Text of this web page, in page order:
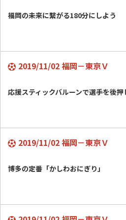
福岡の未来に繋がる180分にしよう
2019/11/02 福岡－東京Ｖ
応援スティックバルーンで選手を後
2019/11/02 福岡－東京Ｖ
博多の定番「かしわおにぎり」